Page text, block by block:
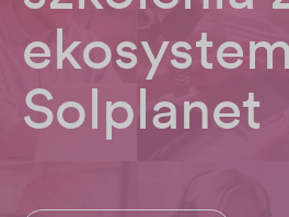
Solplanet